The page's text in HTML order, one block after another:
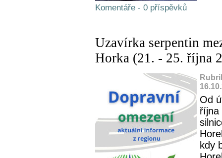
Komentáře - 0 příspěvků
Uzavírka serpentin
Horka (21. - 25. října
Od
října
kdy